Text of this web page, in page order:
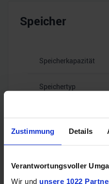
Zustimmung Details
Verantwortungsvoller
Wir und unsere 1022
Speicher
Speicherkapazität
Speichertyp
Speicherbandbreite